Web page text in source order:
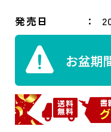
発売日